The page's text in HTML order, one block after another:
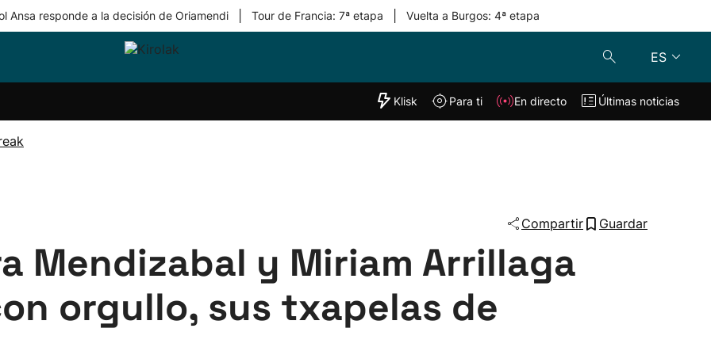
Ansa responde a la decisión de Oriamendi Tour de Francia: 7ª etapa Vuelta a Burgos: 4ª etapa
ES
Equipos
"Helmuga"
Klisk En directo
Klisk Para ti En directo Últimas noticias
Compartir Guardar
Mendizabal y Miriam Arrillaga
orgullo, sus txapelas de